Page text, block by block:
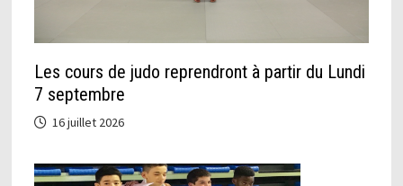
Les cours de judo reprendront à partir du Lundi
7 septembre
16 juillet 2026